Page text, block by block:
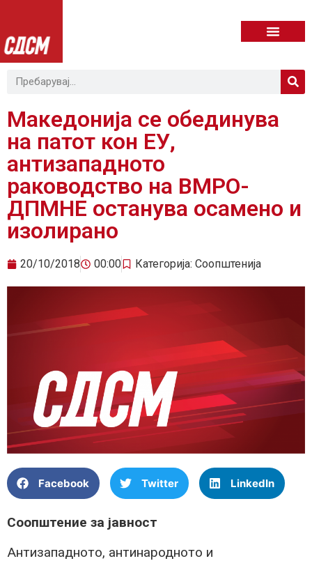
Македонија се обединувa
на патот кон ЕУ,
антизападното
раководство на ВМРО-
ДПМНЕ останува осамено и
изолирано
20/10/2018 00:00 Категорија: Соопштенија
Facebook Twitter LinkedIn
Соопштение за јавност
Антизападното, антинародното и